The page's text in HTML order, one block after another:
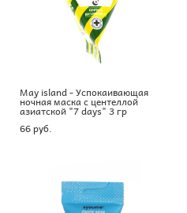
May island - Успокаивающая
ночная маска с центеллой
азиатской "7 days" 3 гр
66 pуб.